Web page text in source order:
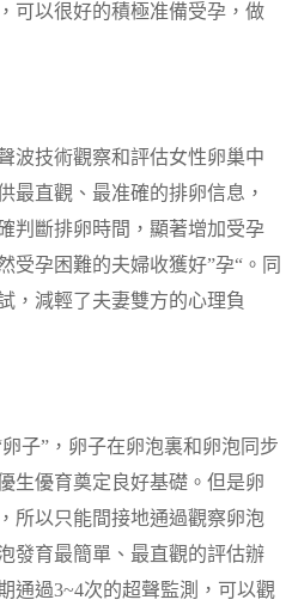
可以很好的積極准備受孕，做
波技術觀察和評估女性卵巢中
最直觀、最准確的排卵信息，
判斷排卵時間，顯著增加受孕
受孕困難的夫婦收獲好”孕“。同
，減輕了夫妻雙方的心理負
子”，卵子在卵泡裏和卵泡同步
生優育奠定良好基礎。但是卵
所以只能間接地通過觀察卵泡
發育最簡單、最直觀的評估辦
通過3~4次的超聲監測，可以觀